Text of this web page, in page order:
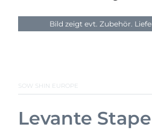
Bild zeigt evt. Zubehör.
SOW SHIN EUROPE
Levante